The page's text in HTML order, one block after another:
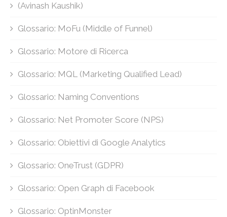
(Avinash Kaushik)
Glossario: MoFu (Middle of Funnel)
Glossario: Motore di Ricerca
Glossario: MQL (Marketing Qualified Lead)
Glossario: Naming Conventions
Glossario: Net Promoter Score (NPS)
Glossario: Obiettivi di Google Analytics
Glossario: OneTrust (GDPR)
Glossario: Open Graph di Facebook
Glossario: OptinMonster